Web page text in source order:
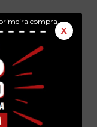
compra.
X